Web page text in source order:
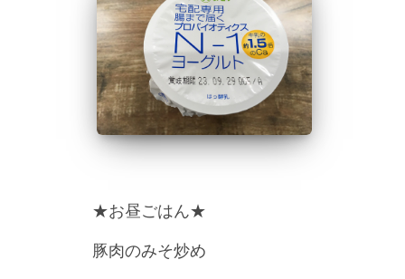
★お昼ごはん★
豚肉のみそ炒め